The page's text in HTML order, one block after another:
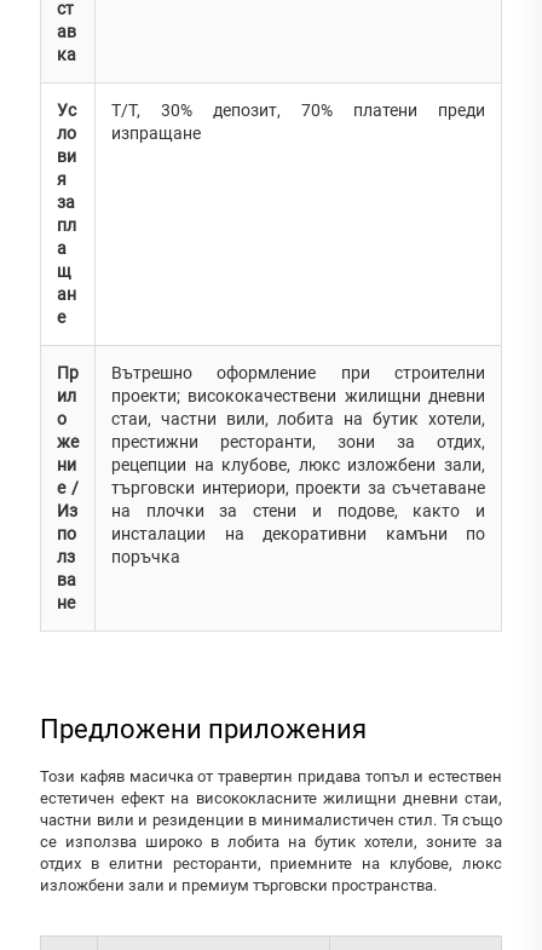
ст
ав
ка
Ус
ло
ви
я
за
пл
а
щ
ан
е
T/T, 30% депозит, 70% платени преди
изпращане
Пр
ил
о
же
ни
е /
Из
по
лз
ва
не
Вътрешно оформление при строителни
проекти; висококачествени жилищни дневни
стаи, частни вили, лобита на бутик хотели,
престижни ресторанти, зони за отдих,
рецепции на клубове, люкс изложбени зали,
търговски интериори, проекти за съчетаване
на плочки за стени и подове, както и
инсталации на декоративни камъни по
поръчка
Предложени приложения
Този кафяв масичка от травертин придава топъл и естествен
естетичен ефект на висококласните жилищни дневни стаи,
частни вили и резиденции в минималистичен стил. Тя също
се използва широко в лобита на бутик хотели, зоните за
отдих в елитни ресторанти, приемните на клубове, люкс
изложбени зали и премиум търговски пространства.